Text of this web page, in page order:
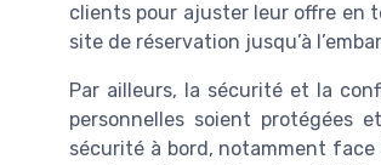
clients pour ajuster leur offre en
site de réservation jusqu’à
Par ailleurs, la sécurité et la
personnelles soient protégées
sécurité à bord, notamment